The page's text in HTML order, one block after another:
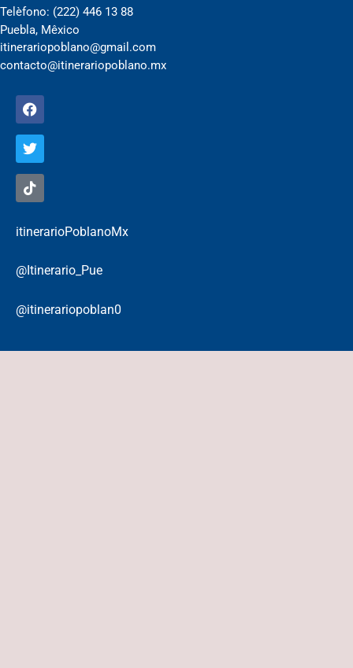
Telèfono: (222) 446 13 88
Puebla, Mêxico
itinerariopoblano@gmail.com
contacto@itinerariopoblano.mx
itinerarioPoblanoMx
@Itinerario_Pue
@itinerariopoblan0